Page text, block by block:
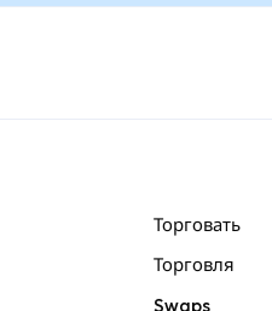
Торговать
Торговля
Swaps